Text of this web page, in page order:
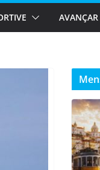
AVANÇAR